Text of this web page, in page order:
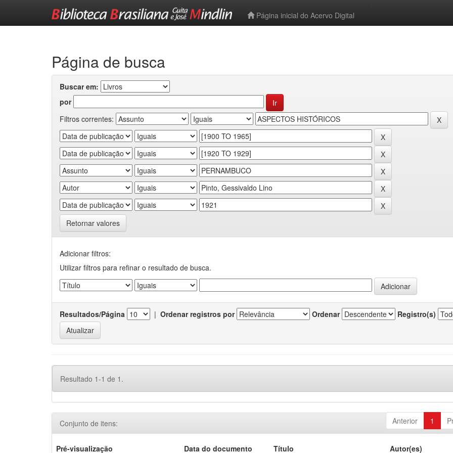
Página inicial do Acervo Digital
Página de busca
Buscar em:
por
Filtros correntes:
Retornar valores
Adicionar filtros:
Utilizar filtros para refinar o resultado de busca.
Resultados/Página | Ordenar registros por Ordenar Registro(s)
Resultado 1-1 de 1.
Anterior 1
Conjunto de itens:
Pré-visualização Data do documento Título Autor(es)